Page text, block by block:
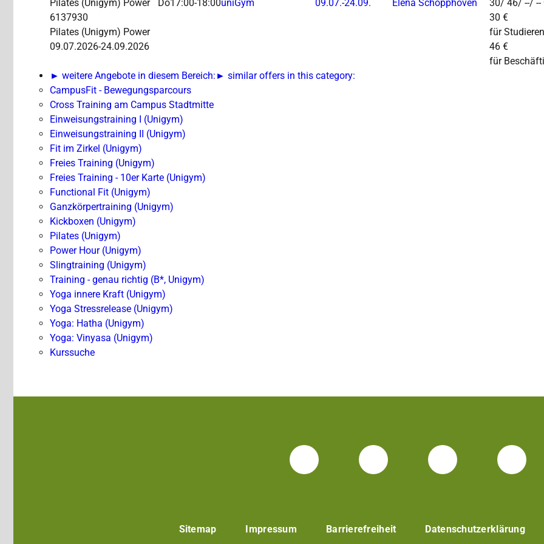
Pilates (Unigym) Power
6137930
Pilates (Unigym) Power
09.07.2026-24.09.2026
Do17:00-18:00uniGym 09.07.-24.09. Elena Schopphoven
30/ 46/ --/ --
30 €
für
46 €
für
► weitere Angebote in diesem Bereich: ► similar offers in this category:
CampusFit - Bewegungsparcours
Cross Training am Campus Stadtmitte
Einweisungstraining I (Unigym)
Einweisungstraining II (Unigym)
Fit im Zirkel (Unigym)
Freies Training (Unigym)
Freies Training - 10er Karte (Unigym)
Functional Fit (Unigym)
Ganzkörpertraining (Unigym)
Kickboxen (Unigym)
Pilates (Unigym)
Power Hour (Unigym)
Slingtraining (Unigym)
Training - genau richtig (B*, Unigym)
Yoga innere Kraft (Unigym)
Yoga Stressrelease (Unigym)
Yoga: Hatha (Unigym)
Yoga: Vinyasa (Unigym)
Kurssuche
Facebook Unisport-Zentrum
Instagram Unisport-
Youtube TU
Sitemap Impressum Barrierefreiheit Datenschutzerklärung